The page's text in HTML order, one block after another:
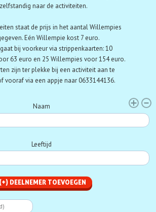
zelfstandig naar de activiteiten.
staat de prijs in het aantal Willempies
Eén Willempie kost 7 euro.
bij voorkeur via strippenkaarten:10
63 euro en 25 Willempies voor 154 euro.
zijn ter plekke bij een activiteit aan te
vooraf via een appje naar 0633144136.
Naam
Leeftijd